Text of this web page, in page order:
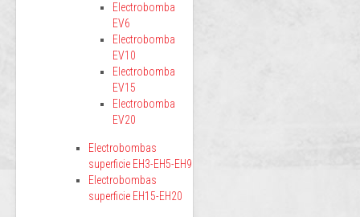
Electrobomba
EV6
Electrobomba
EV10
Electrobomba
EV15
Electrobomba
EV20
Electrobombas
superficie EH3-EH5-EH9
Electrobombas
superficie EH15-EH20